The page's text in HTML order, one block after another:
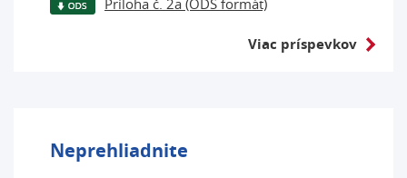
Príloha č. 2a (ODS formát)
Viac príspevkov
Neprehliadnite